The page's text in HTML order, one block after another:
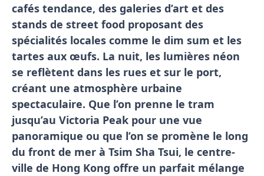
cafés tendance, des galeries d’art et des
stands de street food proposant des
spécialités locales comme le dim sum et les
tartes aux œufs. La nuit, les lumières néon
se reflètent dans les rues et sur le port,
créant une atmosphère urbaine
spectaculaire. Que l’on prenne le tram
jusqu’au Victoria Peak pour une vue
panoramique ou que l’on se promène le long
du front de mer à Tsim Sha Tsui, le centre-
ville de Hong Kong offre un parfait mélange